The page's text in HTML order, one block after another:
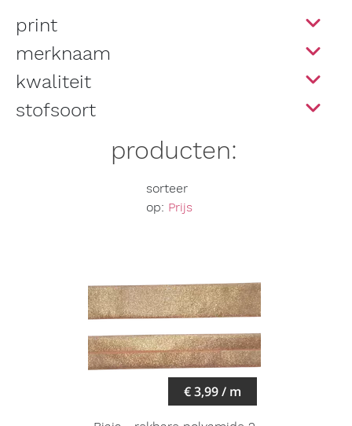
print
merknaam
kwaliteit
stofsoort
producten:
sorteer
op: Prijs
€ 3,99 / m